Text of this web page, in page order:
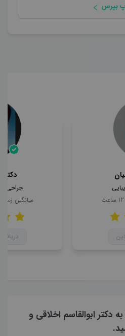
بپرس
12 ساعت
دکتر
جراحی
میانگین
دکتر ابوالقاسم اخلاقی و